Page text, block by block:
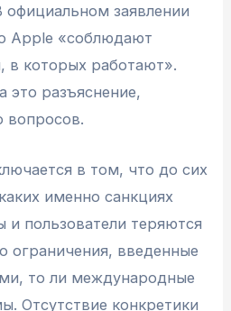
официальном заявлении
Apple «соблюдают
в которых работают».
это разъяснение,
вопросов.
в том, что до сих
именно санкциях
и пользователи теряются
ограничения, введенные
то ли международные
Отсутствие конкретики